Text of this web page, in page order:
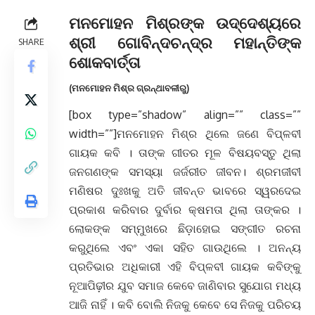
SHARE
ମନମୋହନ ମିଶ୍ରଙ୍କ ଉଦ୍ଦେଶ୍ୟରେ
ଶ୍ରୀ ଗୋବିନ୍ଦଚନ୍ଦ୍ର ମହାନ୍ତିଙ୍କ
ଶୋକବାର୍ତ୍ତା
(ମନମୋହନ ମିଶ୍ର ଗ୍ରନ୍ଥାବଳୀରୁ)
[box type=”shadow” align=”” class=””
width=””]ମନମୋହନ ମିଶ୍ର ଥିଲେ ଜଣେ ବିପ୍ଳବୀ
ଗାୟକ କବି । ତାଙ୍କ ଗୀତର ମୂଳ ବିଷୟବସ୍ତୁ ଥିଲା
ଜନଗଣଙ୍କ ସମସ୍ୟା ଜର୍ଜରୀତ ଜୀବନ। ଶ୍ରମଜୀବୀ
ମଣିଷର ଦୁଃଖକୁ ଅତି ଜୀବନ୍ତ ଭାବରେ ସ୍ୱରଦେଇ
ପ୍ରକାଶ କରିବାର ଦୁର୍ବାର କ୍ଷମତା ଥିଲା ତାଙ୍କର ।
ଲୋକଙ୍କ ସମ୍ମୁଖରେ ଛିଡ଼ାହୋଇ ସଙ୍ଗୀତ ରଚନା
କରୁଥିଲେ ଏବଂ ଏକା ସହିତ ଗାଉଥିଲେ । ଅନନ୍ୟ
ପ୍ରତିଭାର ଅଧିକାରୀ ଏହି ବିପ୍ଳବୀ ଗାୟକ କବିଙ୍କୁ
ନୂଆପିଢ଼ୀର ଯୁବ ସମାଜ କେବେ ଜାଣିବାର ସୁଯୋଗ ମଧ୍ୟ
ଆଜି ନାହିଁ । କବି ବୋଲି ନିଜକୁ କେବେ ସେ ନିଜକୁ ପରିଚୟ